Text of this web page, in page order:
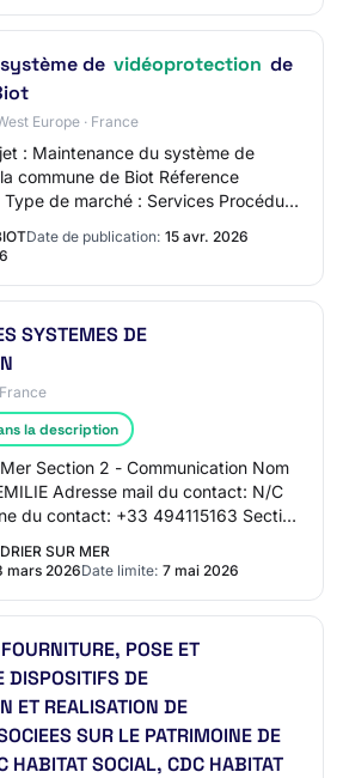
de vidéoprotection de
Europe · France
: Maintenance du système de
commune de Biot Réference
de marché : Services Procédure
Date de publication: 15 avr. 2026
SYSTEMES DE
la description
Section 2 - Communication Nom
Adresse mail du contact: N/C
du contact: +33 494115163 Section
SUR MER
mars 2026Date limite: 7 mai 2026
POSE ET
DISPOSITIFS DE
ET REALISATION DE
SUR LE PATRIMOINE DE
HABITAT SOCIAL, CDC HABITAT